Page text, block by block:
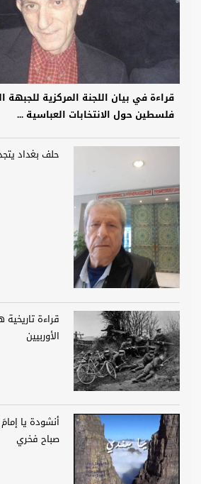
قراءة في بيان اللجنة المركزية للجبهة
فلسطين حول الانتخابات العباسية ...
حلف بغداد
قراءة تاريخية
الأوربيين
أنشودة يا
صباح فخري